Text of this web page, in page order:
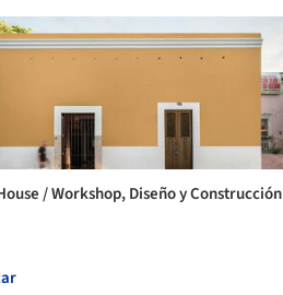
/ Workshop, Diseño y Construcción